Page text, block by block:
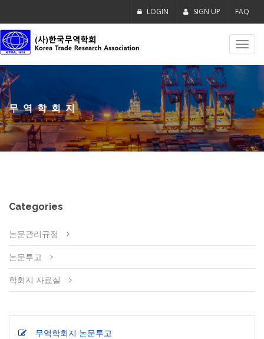
LOGIN SIGN UP FAQ
무역학회지
Categories
논문관리규정
논문투고
학회지 자료실
무역학회지 논문투고